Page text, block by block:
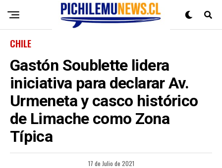
CHILE
Gastón Soublette lidera
iniciativa para declarar Av.
Urmeneta y casco histórico
de Limache como Zona
Típica
17 de Julio de 2021